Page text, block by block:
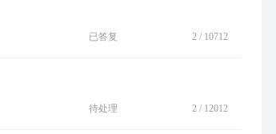
已答复 2 / 10712
待处理 2 / 12012